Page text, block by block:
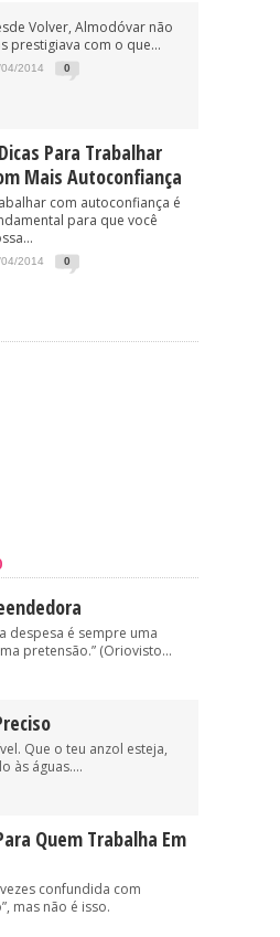
Volver, Almodóvar não
prestigiava com o que...
2014 0
Para Trabalhar
Mais Autoconfiança
com autoconfiança é
para que você
2014 0
despesa é sempre uma
pretensão.” (Oriovisto...
Que o teu anzol esteja,
às águas....
Quem Trabalha Em
confundida com
mas não é isso.